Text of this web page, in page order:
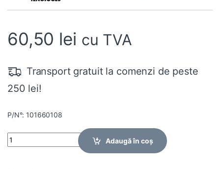
60,50 lei cu TVA
Transport gratuit la comenzi de peste
250 lei!
P/N°: 101660108
Quantity
Adaugă în coș